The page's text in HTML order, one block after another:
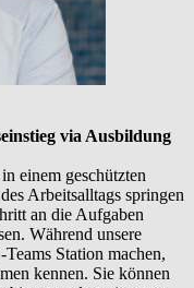
via Ausbildung
einem geschützten
Arbeitsalltags springen
an die Aufgaben
Während unsere
Station machen,
kennen. Sie können